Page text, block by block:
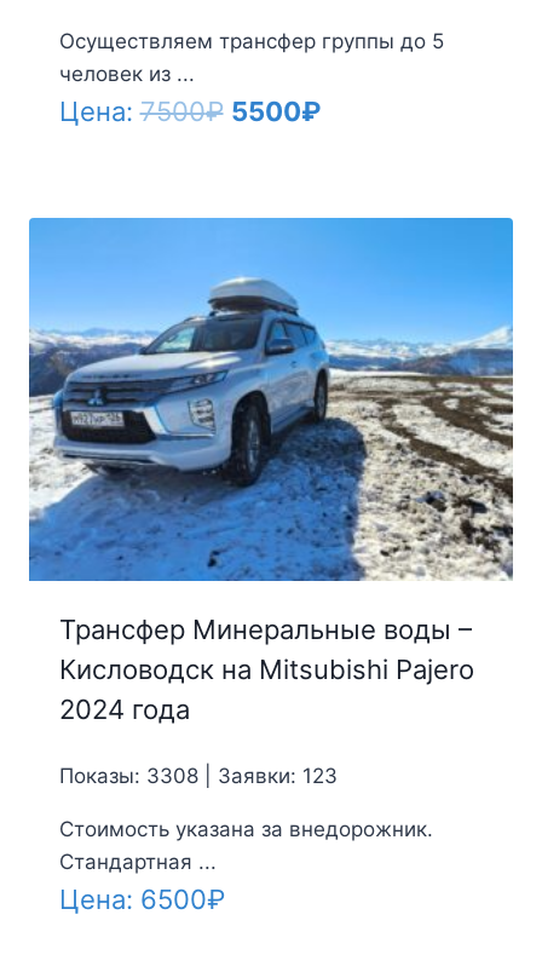
Осуществляем трансфер группы до 5
человек из ...
Цена:7500₽ Первоначальная
5500₽Текущая
Трансфер Минеральные воды –
Кисловодск на Mitsubishi Pajero
2024 года
Показы: 3308 | Заявки: 123
Стоимость указана за внедорожник.
Стандартная ...
Цена: 6500₽